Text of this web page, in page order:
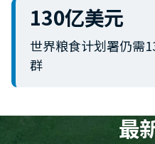
130亿美元
世界粮食计划署仍需
群
最